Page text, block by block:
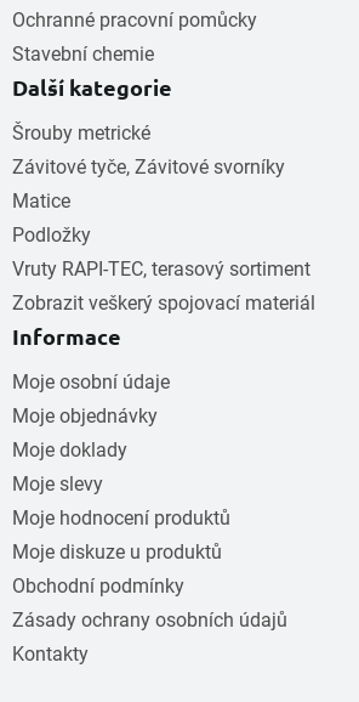
Ochranné pracovní pomůcky
Stavební chemie
Další kategorie
Šrouby metrické
Závitové tyče, Závitové svorníky
Matice
Podložky
Vruty RAPI-TEC, terasový sortiment
Zobrazit veškerý spojovací materiál
Informace
Moje osobní údaje
Moje objednávky
Moje doklady
Moje slevy
Moje hodnocení produktů
Moje diskuze u produktů
Obchodní podmínky
Zásady ochrany osobních údajů
Kontakty